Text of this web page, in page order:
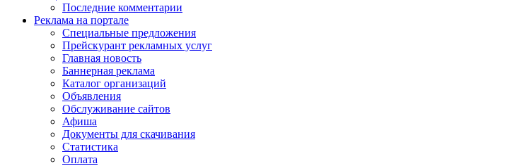
Последние комментарии
Реклама на портале
Специальные предложения
Прейскурант рекламных услуг
Главная новость
Баннерная реклама
Каталог организаций
Объявления
Обслуживание сайтов
Афиша
Документы для скачивания
Статистика
Оплата